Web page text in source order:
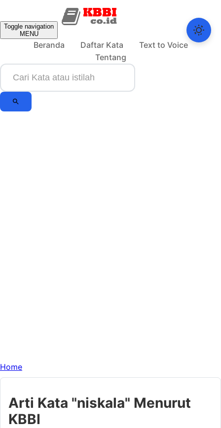
Toggle navigation
MENU
Beranda Daftar Kata
Text to Voice
Tentang
Home
Arti Kata "niskala" Menurut
KBBI